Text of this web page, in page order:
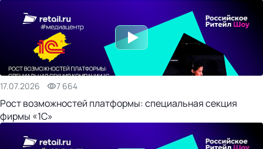
17.07.2026 7 664
Рост возможностей платформы: специальная секция
фирмы «1С»